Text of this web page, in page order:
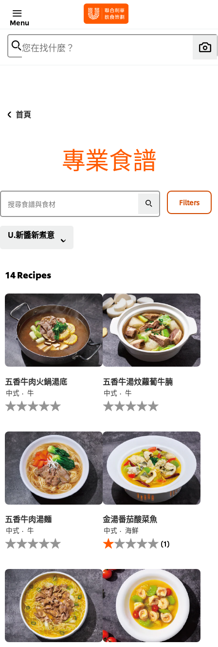
Menu
您在找什麼？
首頁
專業食譜
Filters
U.新醬新煮意
14Recipes
五香牛肉火鍋湯底
中式
牛
没
有
个
recipe
提
交
评
级
五香牛湯炆蘿蔔牛腩
中式
牛
没
有
个
recipe
提
交
评
级
五香牛肉湯麵
中式
牛
没
有
个
recipe
提
交
评
级
金湯番茄酸菜魚
中式
海鮮
此
金
茄
酸
菜
魚
的
平
均
评
分
(1)